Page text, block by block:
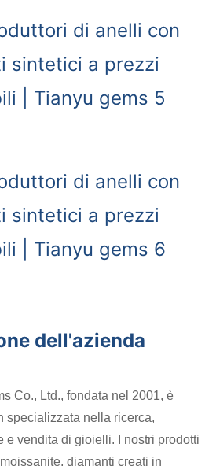
dell'azienda
Co., Ltd., fondata nel 2001, è
specializzata nella ricerca,
e vendita di gioielli. I nostri prodotti
diamanti creati in